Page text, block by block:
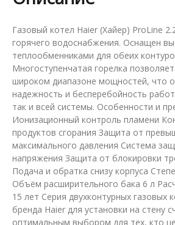
Газовый котел Haier (Хайер) ProLine
горячего водоснабжения. Оснащен
теплообменниками для обеих
Многоступенчатая горелка
широком диапазоне мощностей, что
надежность и бесперебойность
так и всей системы. Особенности и
Ионизационный контроль пламени
продуктов сгорания Защита от
максимального давления Система
напряжения Защита от блокировки
Подача и обратка снизу корпуса
Объём расширительного бака 6 л
15 лет Серия двухконтурных газовых
бренда Haier для установки на стену
оптимальным выбором для тех, кто